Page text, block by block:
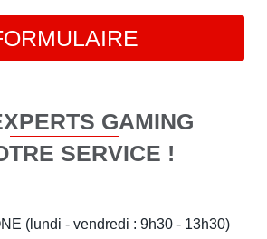
GAMING
SERVICE !
(lundi - vendredi : 9h30 - 13h30)